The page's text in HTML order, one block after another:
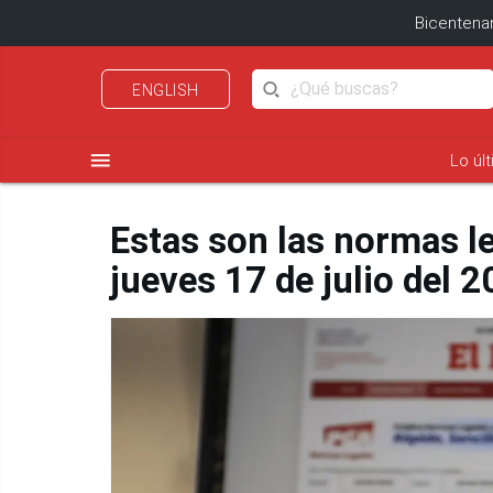
ENGLISH
menu Lo
Estas son las normas
jueves 17 de julio del